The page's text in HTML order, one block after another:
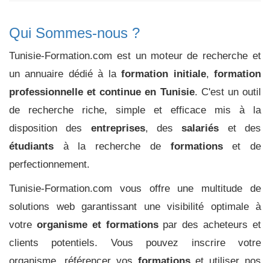
Qui Sommes-nous ?
Tunisie-Formation.com est un moteur de recherche et
un annuaire dédié à laformation initiale,formation
professionnelle et continue en Tunisie. C'est un outil
de recherche riche, simple et efficace mis à la
disposition des entreprises, dessalariés et des
étudiants à la recherche de formationset de
perfectionnement.
Tunisie-Formation.com vous offre une multitude de
solutions web garantissant une visibilité optimale à
votre organisme et formationspar des acheteurs et
clients potentiels. Vous pouvez inscrire votre